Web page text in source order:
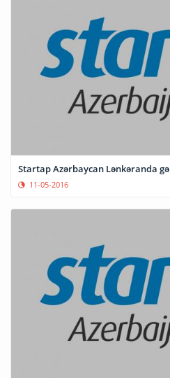
Startap Azərbaycan Lənkəranda
11-05-2016